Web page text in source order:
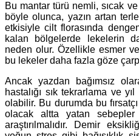
Bu mantar türü nemli, sıcak
böyle olunca, yazın artan
etkisiyle cilt florasında
kalan bölgelerde lekelerin
neden olur. Özellikle esmer
bu lekeler daha fazla göze
Ancak yazdan bağımsız
hastalığı sık tekrarlama ve
olabilir. Bu durumda bu
olacak altta yatan sebepler
araştırılmalıdır. Demir